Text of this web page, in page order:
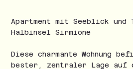
Apartment mit Seeblick und
Halbinsel Sirmione
Diese charmante Wohnung
bester, zentraler Lage auf